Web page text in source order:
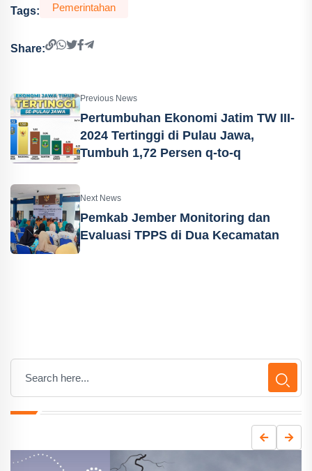
Tags: Pemerintahan
Share:
Previous News
Pertumbuhan Ekonomi Jatim TW III-
2024 Tertinggi di Pulau Jawa,
Tumbuh 1,72 Persen q-to-q
Next News
Pemkab Jember Monitoring dan
Evaluasi TPPS di Dua Kecamatan